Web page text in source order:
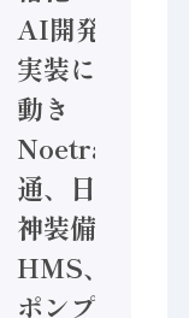
AI開発や社会
実装に活発な
動き
Noetra、富士
通、日立 / 兵
神装備 ×
HMS、老舗
ポンプメーカ